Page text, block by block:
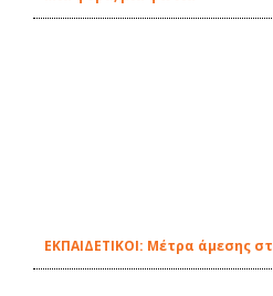
EΚΠΑΙΔΕΤΙΚΟΙ: Μέτρα άμεσης